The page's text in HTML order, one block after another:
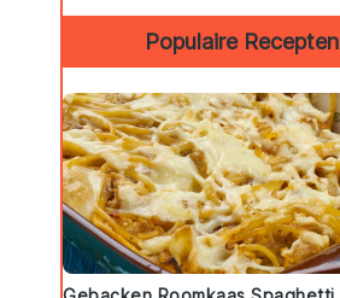
Populaire Recepten